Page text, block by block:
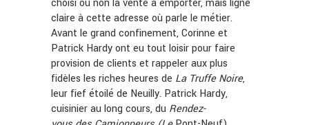
choisi ou non la vente à emporter, mais ligne
claire à cette adresse où parle le métier.
Avant le grand confinement, Corinne et
Patrick Hardy ont eu tout loisir pour faire
provision de clients et rappeler aux plus
fidèles les riches heures de La Truffe Noire,
leur fief étoilé de Neuilly. Patrick Hardy,
cuisinier au long cours, du Rendez-